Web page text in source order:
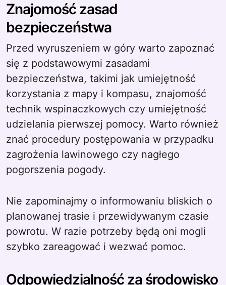
Znajomość zasad
bezpieczeństwa
Przed wyruszeniem w góry warto zapoznać
się z podstawowymi zasadami
bezpieczeństwa, takimi jak umiejętność
korzystania z mapy i kompasu, znajomość
technik wspinaczkowych czy umiejętność
udzielania pierwszej pomocy. Warto również
znać procedury postępowania w przypadku
zagrożenia lawinowego czy nagłego
pogorszenia pogody.
Nie zapominajmy o informowaniu bliskich o
planowanej trasie i przewidywanym czasie
powrotu. W razie potrzeby będą oni mogli
szybko zareagować i wezwać pomoc.
Odpowiedzialność za środowisko